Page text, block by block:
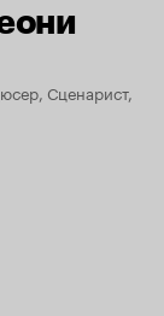
Сценарист,